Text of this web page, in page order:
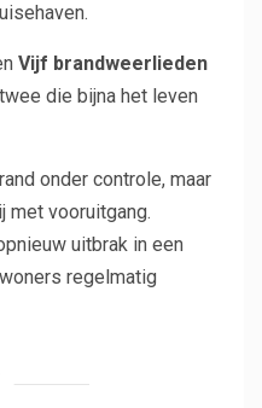
Vijf brandweerlieden
die bijna het leven
onder controle, maar
met vooruitgang.
uitbrak in een
regelmatig